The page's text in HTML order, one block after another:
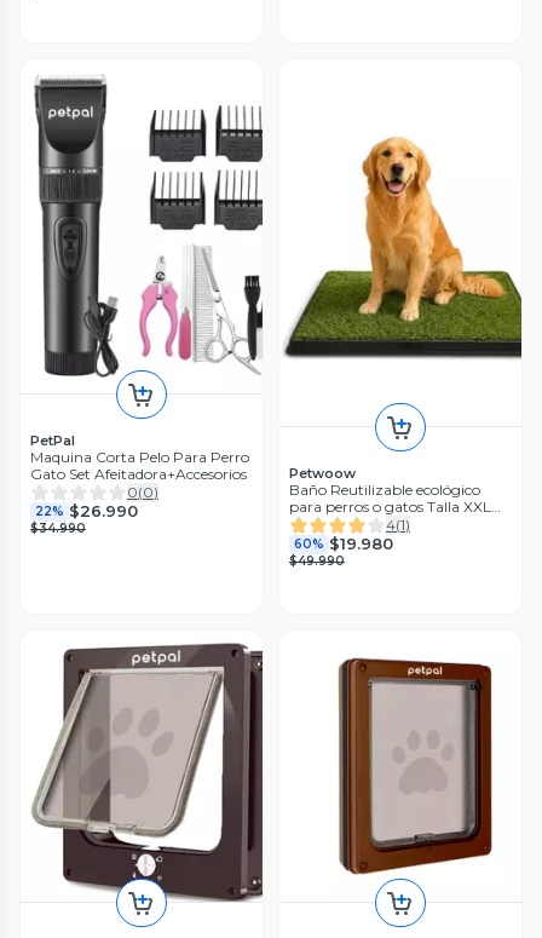
PetPal
Maquina Corta Pelo Para Perro
Gato Set Afeitadora+Accesorios
0(0)
22% $26.990
$34.990
Petwoow
Baño Reutilizable ecológico
para perros o gatos Talla XXL
Medidas 75x50 cm
4(1)
60% $19.980
$49.990